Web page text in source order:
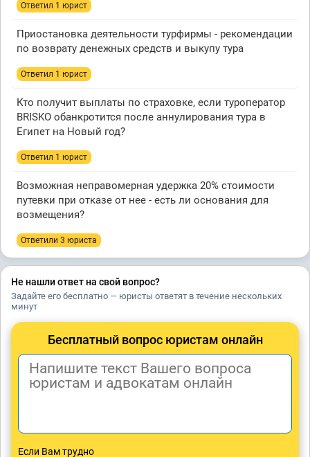
Ответил 1 юрист
Приостановка деятельности турфирмы - рекомендации
по возврату денежных средств и выкупу тура
Ответил 1 юрист
Кто получит выплаты по страховке, если туроператор
BRISKO обанкротится после аннулирования тура в
Египет на Новый год?
Ответил 1 юрист
Возможная неправомерная удержка 20% стоимости
путевки при отказе от нее - есть ли основания для
возмещения?
Ответили 3 юристa
Не нашли ответ на свой вопрос?
Задайте его бесплатно — юристы ответят в течение нескольких
минут
Бесплатный вопрос юристам онлайн
Если Вам трудно